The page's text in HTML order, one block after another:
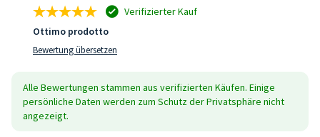
Verifizierter Kauf
Ottimo prodotto
Bewertung übersetzen
Alle Bewertungen stammen aus verifizierten Käufen. Einige
persönliche Daten werden zum Schutz der Privatsphäre nicht
angezeigt.